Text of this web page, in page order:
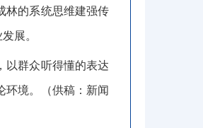
林的系统思维建强传
发展。
， 以群众听得懂的表达
环境。 （供稿： 新闻